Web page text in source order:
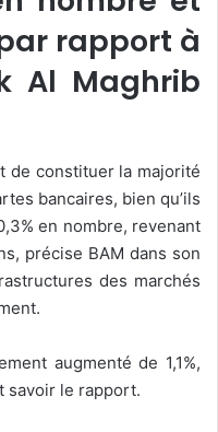
rapport à
Al Maghrib
de constituer la majorité
bancaires, bien qu’ils
en nombre, revenant
précise BAM dans son
des marchés
augmenté de 1,1%,
savoir le rapport.